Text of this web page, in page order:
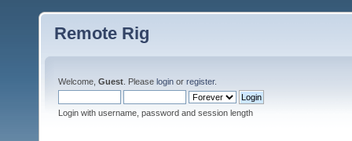
Remote Rig
Welcome, Guest . Please login or register.
Login with username, password and session length